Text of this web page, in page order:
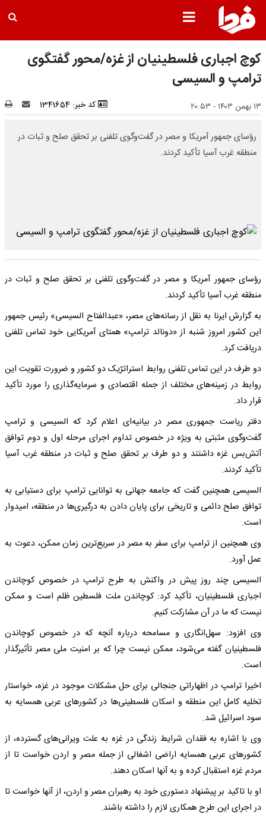
کوچ اجباری فلسطینیان از غزه/محور گفتگوی
ترامپ و السیسی
۱۳ بهمن ۱۴۰۳ - ۲۰:۵۳ کد خبر: 1341654
رؤسای جمهور آمریکا و مصر در گفت‌وگوی تلفنی بر تحقق صلح و ثبات در
منطقه غرب آسیا تأکید کردند.
رؤسای جمهور آمریکا و مصر در گفت‌وگوی تلفنی بر تحقق صلح و ثبات در
منطقه غرب آسیا تأکید کردند.
به گزارش ایرنا به نقل از رسانه‌های مصر، «عبدالفتاح السیسی» رئیس جمهور
این کشور امروز شنبه از «دونالد ترامپ» همتای آمریکایی خود تماس تلفنی
دریافت کرد.
دو طرف در این تماس تلفنی روابط استراتژیک دو کشور و ضرورت تقویت این
روابط در زمینه‌های مختلف از جمله اقتصادی و سرمایه‌گذاری را مورد تأکید
قرار داد.
دفتر ریاست جمهوری مصر در بیانیه‌ای اعلام کرد که السیسی و ترامپ
گفت‌وگوی مثبتی به ویژه در خصوص تداوم اجرای مرحله اول و دوم توافق
آتش‌بس غزه داشتند و دو طرف بر تحقق صلح و ثبات در منطقه غرب آسیا
تأکید کردند.
السیسی همچنین گفت که جامعه جهانی به توانایی ترامپ برای دستیابی به
توافق صلح دائمی و تاریخی برای پایان دادن به درگیری‌ها در منطقه، امیدوار
است.
وی همچنین از ترامپ برای سفر به مصر در سریع‌ترین زمان ممکن، دعوت به
عمل آورد.
السیسی چند روز پیش در واکنش به طرح ترامپ در خصوص کوچاندن
اجباری فلسطینیان، تأکید کرد: کوچاندن ملت فلسطین ظلم است و ممکن
نیست که ما در آن مشارکت کنیم.
وی افزود: سهل‌انگاری و مسامحه درباره آنچه که در خصوص کوچاندن
فلسطینیان گفته می‌شود، ممکن نیست چرا که بر امنیت ملی مصر تأثیرگذار
است.
اخیرا ترامپ در اظهاراتی جنجالی برای حل مشکلات موجود در غزه، خواستار
تخلیه کامل این منطقه و اسکان فلسطینی‌ها در کشورهای عربی همسایه به
سود اسرائیل شد.
وی با اشاره به فقدان شرایط زندگی در غزه به علت ویرانی‌های گسترده، از
کشورهای عربی همسایه اراضی اشغالی از جمله مصر و اردن خواست تا از
مردم غزه استقبال کرده و به آنها اسکان دهند.
او با تاکید بر پیشنهاد دستوری خود به رهبران مصر و اردن، از آنها خواست تا
در اجرای این طرح همکاری لازم را داشته باشند.